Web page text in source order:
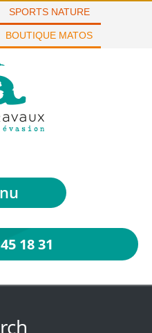
SPORTS NATURE
BOUTIQUE MATOS
18 31